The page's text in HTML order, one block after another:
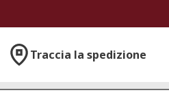
Traccia la spedizione